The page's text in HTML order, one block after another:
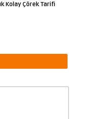
Kolay Çörek Tarifi